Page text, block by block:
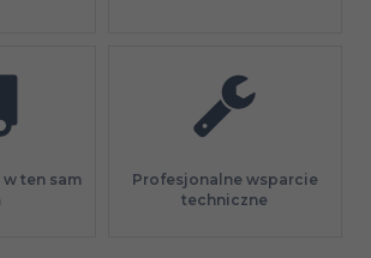
w ten sam
Profesjonalne wsparcie
techniczne